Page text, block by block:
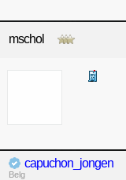
mschol
capuchon_jongen
Belg